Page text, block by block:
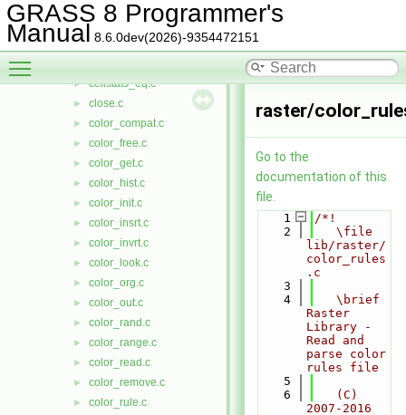
GRASS 8 Programmer's
Manual 8.6.0dev(2026)-9354472151
► auto_mask.c
► cats.c
► cell_stats.c
► cellstats_eq.c
► close.c
► color_compat.c
► color_free.c
► color_get.c
► color_hist.c
► color_init.c
► color_insrt.c
► color_invrt.c
► color_look.c
► color_org.c
► color_out.c
► color_rand.c
► color_range.c
► color_read.c
► color_remove.c
► color_rule.c
raster/
Go to the
documentation of this
file.
    1
/*!
    2
   \file
lib/raster/
color_rules
.c
    3
    4
   \brief
Raster
Library -
Read and
parse color
rules file
    5
    6
   (C)
2007-2016